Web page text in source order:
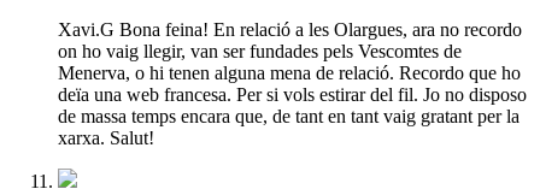
Xavi.G Bona feina! En relació a les Olargues, ara no recordo
on ho vaig llegir, van ser fundades pels Vescomtes de
Menerva, o hi tenen alguna mena de relació. Recordo que ho
deïa una web francesa. Per si vols estirar del fil. Jo no disposo
de massa temps encara que, de tant en tant vaig gratant per la
xarxa. Salut!